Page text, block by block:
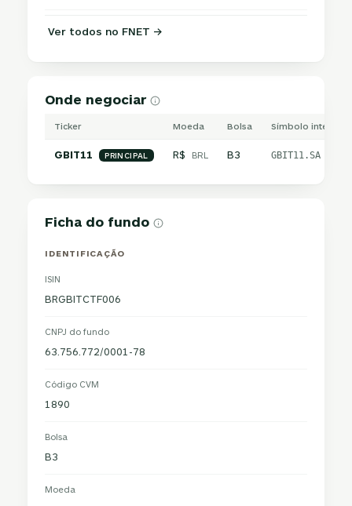
Ver todos no FNET →
Onde negociar
Ticker Moeda Bolsa Símbolo
GBIT11 PRINCIPAL R$ BRL B3 GBIT11.SA
Ficha do fundo
IDENTIFICAÇÃO
ISIN
BRGBITCTF006
CNPJ do fundo
63.756.772/0001-78
Código CVM
1890
Bolsa
B3
Moeda